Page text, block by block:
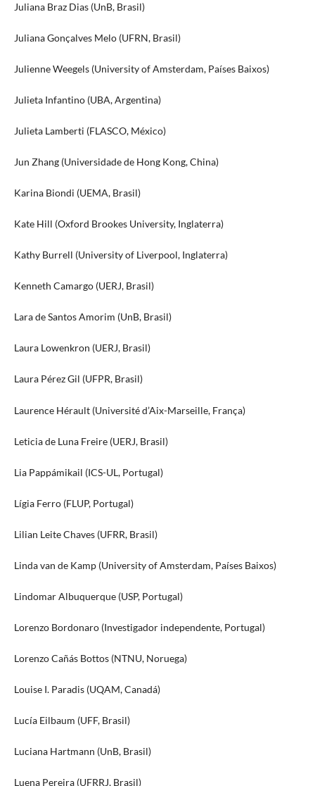
Juliana Braz Dias (UnB, Brasil)
Juliana Gonçalves Melo (UFRN, Brasil)
Julienne Weegels (University of Amsterdam, Países Baixos)
Julieta Infantino (UBA, Argentina)
Julieta Lamberti (FLASCO, México)
Jun Zhang (Universidade de Hong Kong, China)
Karina Biondi (UEMA, Brasil)
Kate Hill (Oxford Brookes University, Inglaterra)
Kathy Burrell (University of Liverpool, Inglaterra)
Kenneth Camargo (UERJ, Brasil)
Lara de Santos Amorim (UnB, Brasil)
Laura Lowenkron (UERJ, Brasil)
Laura Pérez Gil (UFPR, Brasil)
Laurence Hérault (Université d’Aix-Marseille, França)
Leticia de Luna Freire (UERJ, Brasil)
Lia Pappámikail (ICS-UL, Portugal)
Lígia Ferro (FLUP, Portugal)
Lilian Leite Chaves (UFRR, Brasil)
Linda van de Kamp (University of Amsterdam, Países Baixos)
Lindomar Albuquerque (USP, Portugal)
Lorenzo Bordonaro (Investigador independente, Portugal)
Lorenzo Cañás Bottos (NTNU, Noruega)
Louise I. Paradis (UQAM, Canadá)
Lucía Eilbaum (UFF, Brasil)
Luciana Hartmann (UnB, Brasil)
Luena Pereira (UFRRJ, Brasil)